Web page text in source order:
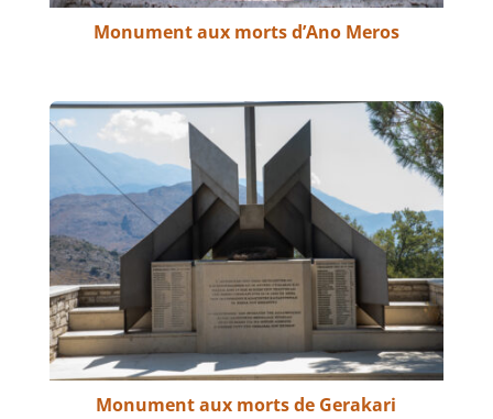
Monument aux morts d’Ano Meros
Monument aux morts de Gerakari